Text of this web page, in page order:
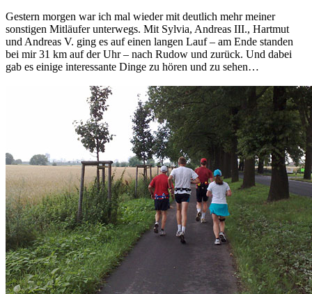
Gestern morgen war ich mal wieder mit deutlich mehr meiner
sonstigen Mitläufer unterwegs. Mit Sylvia, Andreas III., Hartmut
und Andreas V. ging es auf einen langen Lauf – am Ende standen
bei mir 31 km auf der Uhr – nach Rudow und zurück. Und dabei
gab es einige interessante Dinge zu hören und zu sehen…